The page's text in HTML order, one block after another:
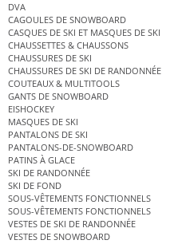
DVA
CAGOULES DE SNOWBOARD
CASQUES DE SKI ET MASQUES DE SKI
CHAUSSETTES & CHAUSSONS
CHAUSSURES DE SKI
CHAUSSURES DE SKI DE RANDONNÉE
COUTEAUX & MULTITOOLS
GANTS DE SNOWBOARD
EISHOCKEY
MASQUES DE SKI
PANTALONS DE SKI
PANTALONS-DE-SNOWBOARD
PATINS À GLACE
SKI DE RANDONNÉE
SKI DE FOND
SOUS-VÊTEMENTS FONCTIONNELS
SOUS-VÊTEMENTS FONCTIONNELS
VESTES DE SKI DE RANDONNÉE
VESTES DE SNOWBOARD